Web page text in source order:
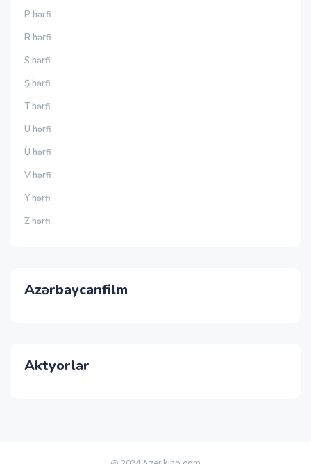
P hərfi
R hərfi
S hərfi
Ş hərfi
T hərfi
U hərfi
Ü hərfi
V hərfi
Y hərfi
Z hərfi
Azərbaycanfilm
Aktyorlar